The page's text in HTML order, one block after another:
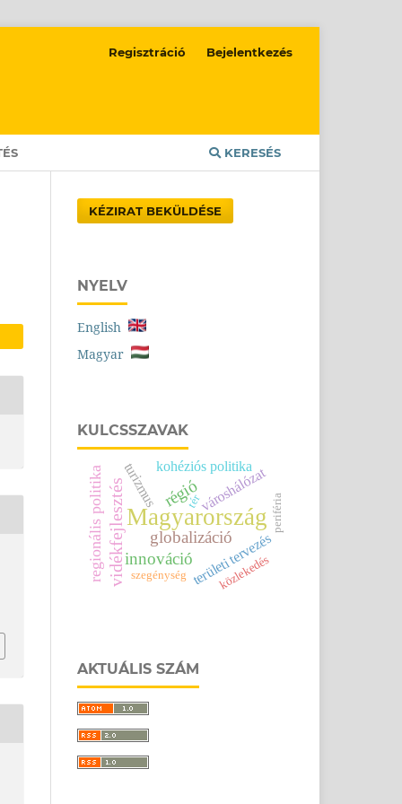
KERESÉS
Regisztráció Bejelentkezés
KÉZIRAT BEKÜLDÉSE
NYELV
English
Magyar
KULCSSZAVAK
Magyarország
vidékfejlesztésinnováció
globalizáció
régió
regionális politika városhálózat
területi tervezés
kohéziós politika
turizmus
közlekedés
szegénység
tér periféria
AKTUÁLIS SZÁM